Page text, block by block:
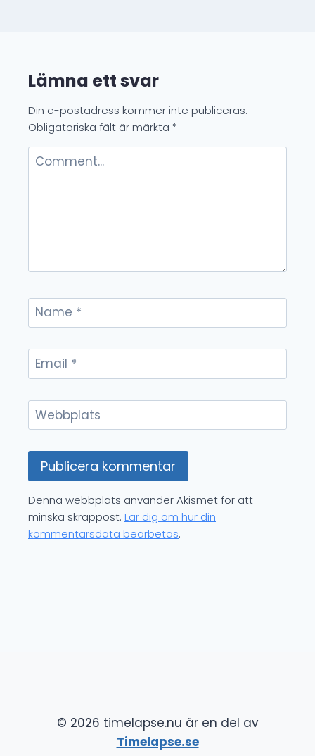
Lämna ett svar
Din e-postadress kommer inte publiceras.
Obligatoriska fält är märkta *
Denna webbplats använder Akismet för att
minska skräppost. Lär dig om hur din
kommentarsdata bearbetas.
© 2026 timelapse.nu är en del av
Timelapse.se